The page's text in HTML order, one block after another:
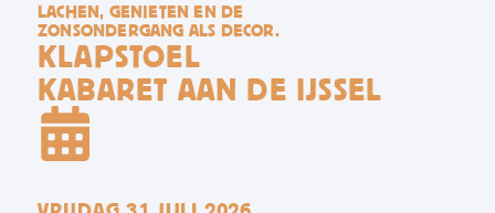
LACHEN, GENIETEN EN DE
ZONSONDERGANG ALS DECOR.
KLAPSTOEL
KABARET AAN DE IJSSEL